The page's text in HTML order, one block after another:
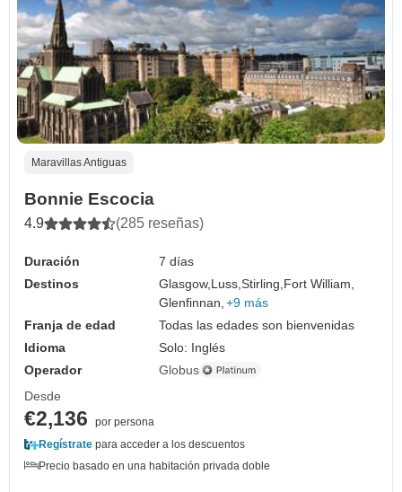
Maravillas Antiguas
Bonnie Escocia
4.9 (285 reseñas)
Duración
7 días
Destinos
Glasgow, Luss,Stirling, Fort William,
Glenfinnan, +9 más
Franja de edad
Todas las edades son bienvenidas
Idioma
Solo: Inglés
Operador
Globus
Desde
€2,136
por persona
Regístrate para acceder a los descuentos
Precio basado en una habitación privada doble